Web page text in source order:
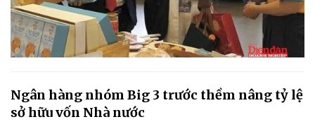
Ngân hàng nhóm Big 3 trước thềm nâng tỷ lệ
sở hữu vốn Nhà nước